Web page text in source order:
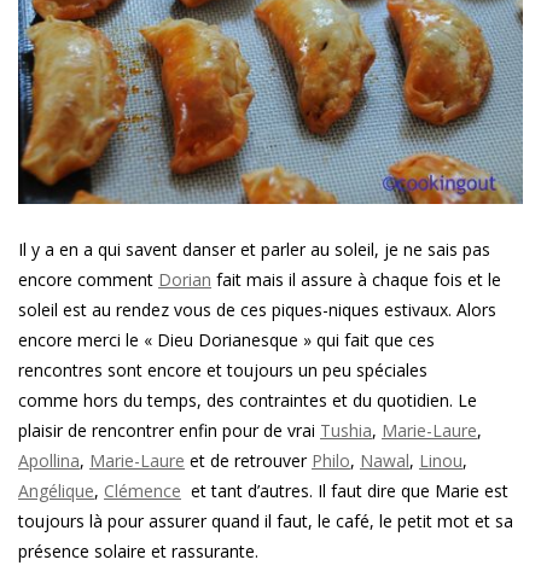
Il y a en a qui savent danser et parler au soleil, je ne sais pas
encore comment Dorian fait mais il assure à chaque fois et le
soleil est au rendez vous de ces piques-niques estivaux. Alors
encore merci le « Dieu Dorianesque » qui fait que ces
rencontres sont encore et toujours un peu spéciales
comme hors du temps, des contraintes et du quotidien. Le
plaisir de rencontrer enfin pour de vrai Tushia, Marie-Laure,
Apollina, Marie-Laure et de retrouver Philo, Nawal, Linou,
Angélique, Clémence et tant d’autres. Il faut dire que Marie est
toujours là pour assurer quand il faut, le café, le petit mot et sa
présence solaire et rassurante.